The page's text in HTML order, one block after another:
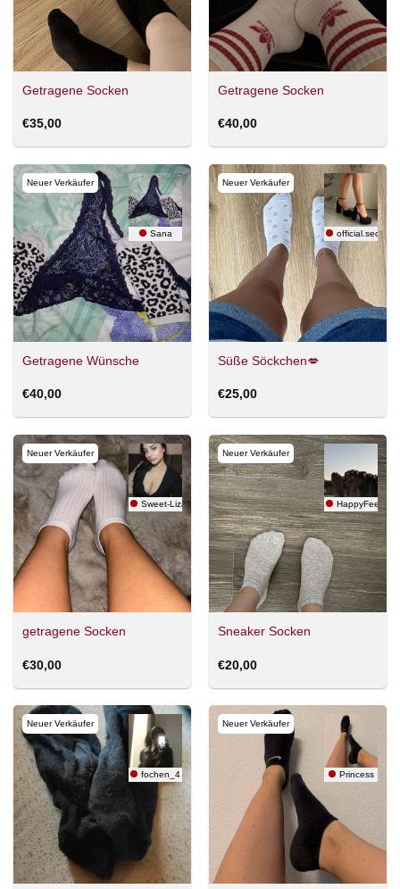
Getragene Socken
€35,00
Getragene Socken
€40,00
Neuer Verkäufer
Sana
Getragene Wünsche
€40,00
Neuer Verkäufer
official.secrets
Süße Söckchen💋
€25,00
Neuer Verkäufer
Sweet-Liza
getragene Socken
€30,00
Neuer Verkäufer
HappyFeets11
Sneaker Socken
€20,00
Neuer Verkäufer
fochen_4
Neuer Verkäufer
Princess